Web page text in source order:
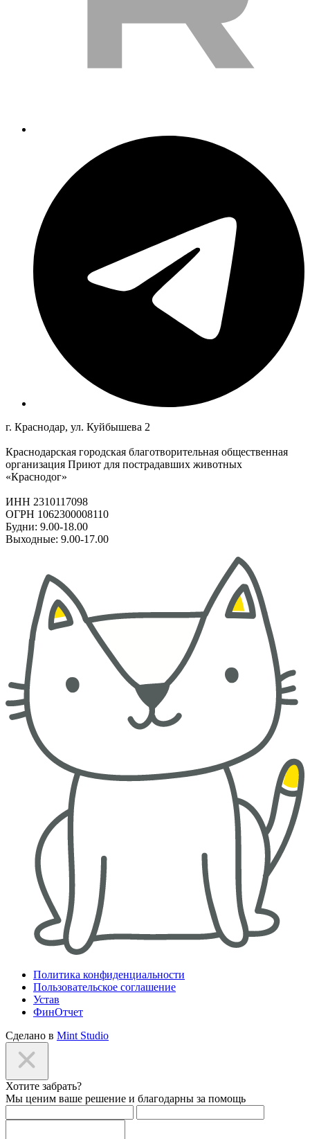
г. Краснодар, ул. Куйбышева 2
Краснодарская городская благотворительная общественная
организация Приют для пострадавших животных
«Краснодог»
ИНН 2310117098
ОГРН 1062300008110
Будни: 9.00-18.00
Выходные: 9.00-17.00
Политика конфиденциальности
Пользовательское соглашение
Устав
ФинОтчет
Сделано в Mint Studio
Хотите забрать?
Мы ценим ваше решение и благодарны за помощь